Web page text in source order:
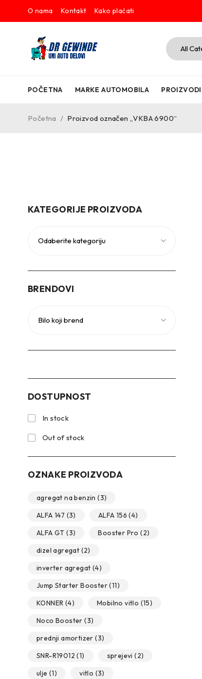
O nama Kontakt Kako plaćati
POČETNA MARKE AUTOMOBILA PROIZVODI
Početna / Proizvod označen „VKBA 6900“
KATEGORIJE PROIZVODA
BRENDOVI
DOSTUPNOST
In stock
Out of stock
OZNAKE PROIZVODA
agregat na benzin (3)
ALFA 147 (3) ALFA 156 (4)
ALFA GT (3) Booster Pro (2)
dizel agregat (2)
inverter agregat (4)
Jump Starter Booster(11)
KONNER (4) Mobilno vitlo (15)
Noco Booster (3)
prednji amortizer (3)
SNR-R19012 (1) sprejevi (2)
ulje (1) vitlo (3)